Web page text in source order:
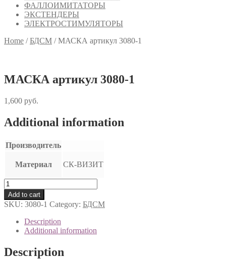
ФАЛЛОИМИТАТОРЫ
ЭКСТЕНДЕРЫ
ЭЛЕКТРОСТИМУЛЯТОРЫ
Home /БДСМ /МАСКА артикул 3080-1
МАСКА артикул 3080-1
1,600 руб.
Additional information
Производитель
Материал СК-ВИЗИТ
МАСКА
артикул
3080-
1
quantity
Add to cart
SKU: 3080-1 Category: БДСМ
Description
Additional information
Description